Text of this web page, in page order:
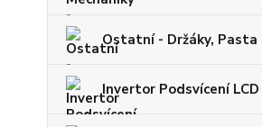
Ostatní - Držáky, Pasta
Invertor Podsvícení LCD